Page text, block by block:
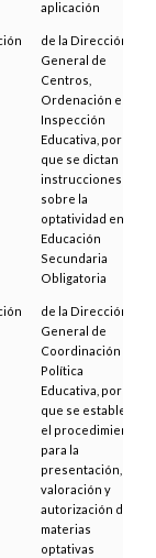
aplicación
de la Dirección
General de
Centros,
Ordenación e
Inspección
Educativa, por la
que se dictan
instrucciones
sobre la
optatividad en
Educación
Secundaria
Obligatoria
de la Dirección
General de
Coordinación y
Política
Educativa, por la
que se establece
el procedimiento
para la
presentación,
valoración y
autorización de
materias
optativas